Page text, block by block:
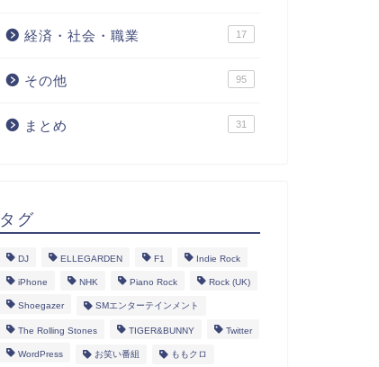
経済・社会・職業 17
その他 95
まとめ 31
タグ
DJ ELLEGARDEN F1 Indie Rock
iPhone NHK Piano Rock Rock (UK)
Shoegazer SMエンターテインメント
The Rolling Stones TIGER&BUNNY Twitter
WordPress お笑い番組 ももクロ